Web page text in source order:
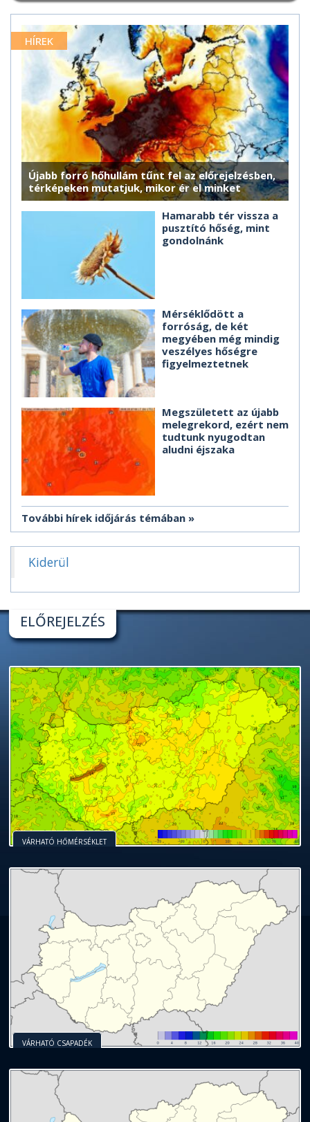
HÍREK
Újabb forró hőhullám tűnt fel az előrejelzésben,
térképeken mutatjuk, mikor ér el minket
Hamarabb tér vissza a
pusztító hőség, mint
gondolnánk
Mérséklődött a
forróság, de két
megyében még mindig
veszélyes hőségre
figyelmeztetnek
Megszületett az újabb
melegrekord, ezért nem
tudtunk nyugodtan
aludni éjszaka
További hírek időjárás témában
Kiderül
ELŐREJELZÉS
VÁRHATÓ HŐMÉRSÉKLET
VÁRHATÓ CSAPADÉK